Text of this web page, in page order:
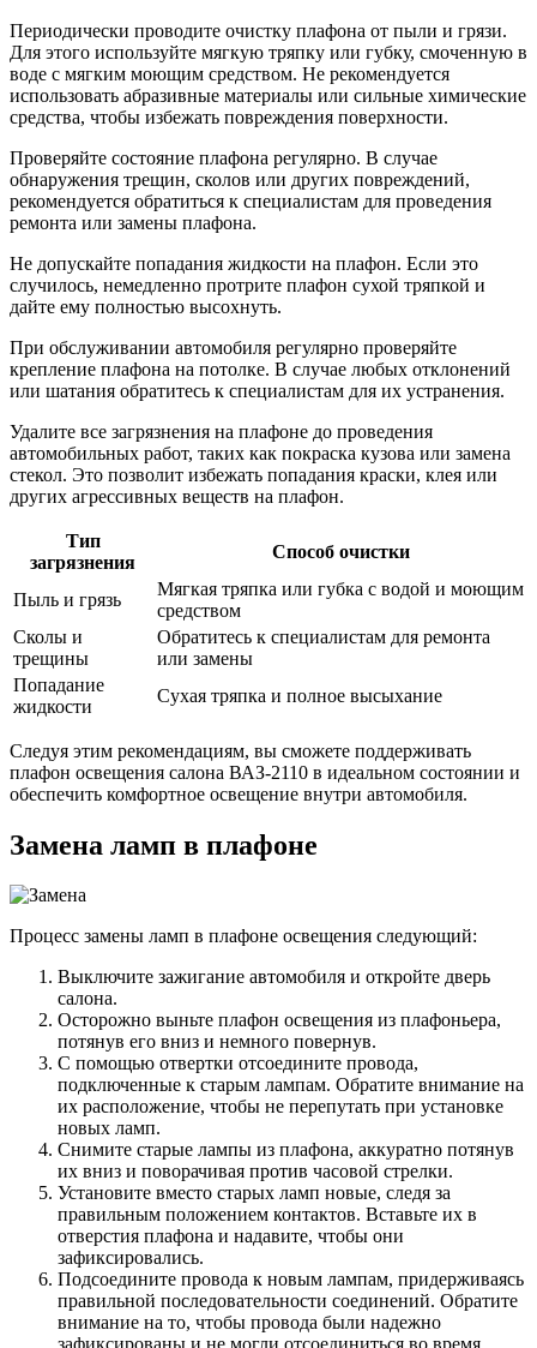
Периодически проводите очистку плафона от пыли и грязи.
Для этого используйте мягкую тряпку или губку, смоченную в
воде с мягким моющим средством. Не рекомендуется
использовать абразивные материалы или сильные химические
средства, чтобы избежать повреждения поверхности.
Проверяйте состояние плафона регулярно. В случае
обнаружения трещин, сколов или других повреждений,
рекомендуется обратиться к специалистам для проведения
ремонта или замены плафона.
Не допускайте попадания жидкости на плафон. Если это
случилось, немедленно протрите плафон сухой тряпкой и
дайте ему полностью высохнуть.
При обслуживании автомобиля регулярно проверяйте
крепление плафона на потолке. В случае любых отклонений
или шатания обратитесь к специалистам для их устранения.
Удалите все загрязнения на плафоне до проведения
автомобильных работ, таких как покраска кузова или замена
стекол. Это позволит избежать попадания краски, клея или
других агрессивных веществ на плафон.
Тип
загрязнения
Способ очистки
Пыль и грязь
Мягкая тряпка или губка с водой и моющим
средством
Сколы и
трещины
Обратитесь к специалистам для ремонта
или замены
Попадание
жидкости
Сухая тряпка и полное высыхание
Следуя этим рекомендациям, вы сможете поддерживать
плафон освещения салона ВАЗ-2110 в идеальном состоянии и
обеспечить комфортное освещение внутри автомобиля.
Замена ламп в плафоне
Процесс замены ламп в плафоне освещения следующий:
Выключите зажигание автомобиля и откройте дверь
салона.
Осторожно выньте плафон освещения из плафоньера,
потянув его вниз и немного повернув.
С помощью отвертки отсоедините провода,
подключенные к старым лампам. Обратите внимание на
их расположение, чтобы не перепутать при установке
новых ламп.
Снимите старые лампы из плафона, аккуратно потянув
их вниз и поворачивая против часовой стрелки.
Установите вместо старых ламп новые, следя за
правильным положением контактов. Вставьте их в
отверстия плафона и надавите, чтобы они
зафиксировались.
Подсоедините провода к новым лампам, придерживаясь
правильной последовательности соединений. Обратите
внимание на то, чтобы провода были надежно